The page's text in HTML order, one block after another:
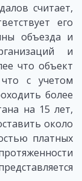
считает,
его
объезда и
и
что объект
что с учетом
более
на 15 лет,
около
платных